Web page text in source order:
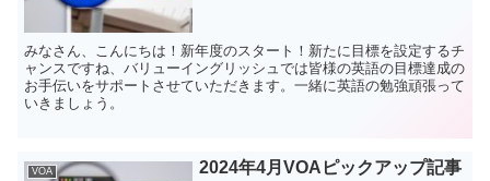
みなさん、こんにちは！新年度のスタート！新たに目標を設定するチ
ャンスですね、バリューイングリッシュでは皆様の英語の目標達成の
お手伝いをサポートさせていただきます。一緒に英語の勉強頑張って
いきましょう。
VOA 2024年4月VOAピックアップ記事